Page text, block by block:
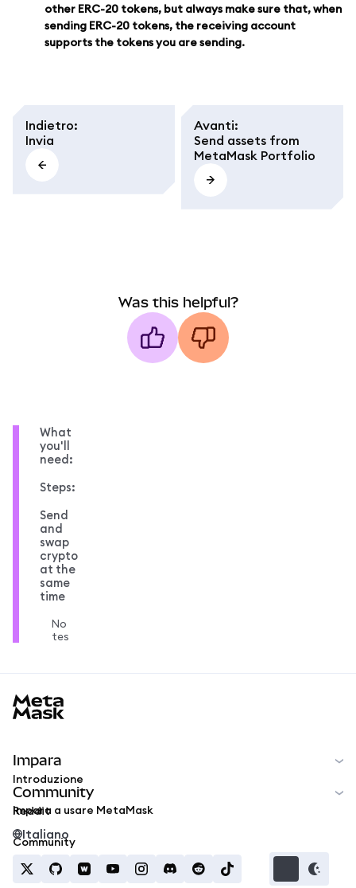
other ERC-20 tokens, but always make sure that, when
sending ERC-20 tokens, the receiving account
supports the tokens you are sending.
Indietro:
Invia
Avanti:
Send assets from
MetaMask Portfolio
Was this helpful?
What
you'll
need:
Steps:
Send
and
swap
crypto
at the
same
time
No
tes
Impara
Introduzione
Impara a usare MetaMask
Community
Reddit
Community
Italiano